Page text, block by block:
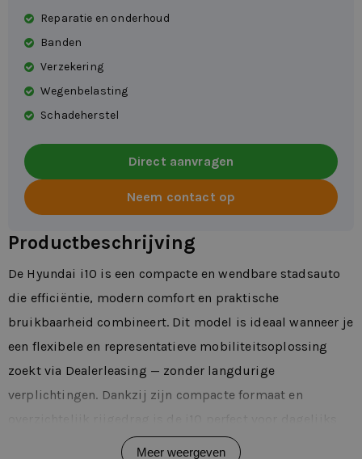
Reparatie en onderhoud
Banden
Verzekering
Wegenbelasting
Schadeherstel
Direct aanvragen
Neem contact op
Productbeschrijving
De Hyundai i10 is een compacte en wendbare stadsauto
die efficiëntie, modern comfort en praktische
bruikbaarheid combineert. Dit model is ideaal wanneer je
een flexibele en representatieve mobiliteitsoplossing
zoekt via Dealerleasing — zonder langdurige
verplichtingen. Dankzij zijn compacte formaat en
woon-werkverkeer, stedelijke ritten en ondernemers die
Meer weergeven